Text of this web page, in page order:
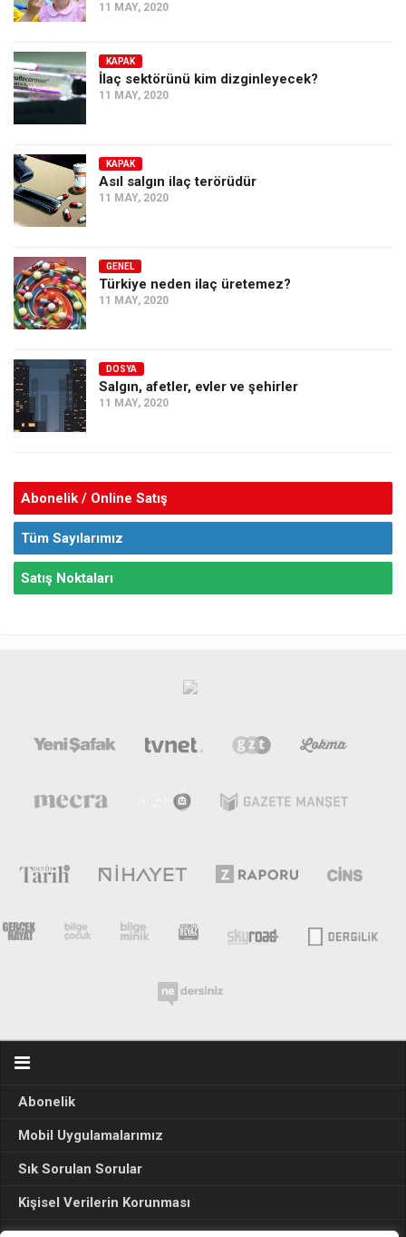
11 MAY, 2020
KAPAK
İlaç sektörünü kim dizginleyecek?
11 MAY, 2020
KAPAK
Asıl salgın ilaç terörüdür
11 MAY, 2020
GENEL
Türkiye neden ilaç üretemez?
11 MAY, 2020
DOSYA
Salgın, afetler, evler ve şehirler
11 MAY, 2020
Abonelik / Online Satış
Tüm Sayılarımız
Satış Noktaları
Abonelik
Mobil Uygulamalarımız
Sık Sorulan Sorular
Kişisel Verilerin Korunması